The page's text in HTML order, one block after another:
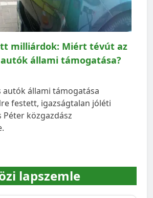
milliárdok: Miért tévút az
állami támogatása?
autók állami támogatása
festett, igazságtalan jóléti
Péter közgazdász
lapszemle